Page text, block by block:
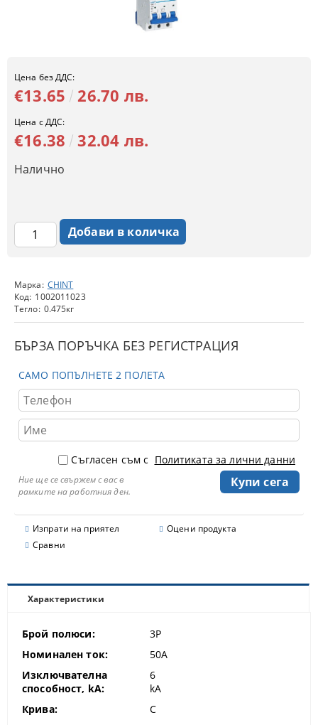
Марка: CHINT
Код: 1002011023
Тегло: 0.475кг
БЪРЗА ПОРЪЧКА БЕЗ РЕГИСТРАЦИЯ
САМО ПОПЪЛНЕТЕ 2 ПОЛЕТА
Съгласен съм с Политиката за лични данни
Ние ще се свържем с вас в
рамките на работния ден.
Изпрати на приятел
Оцени продукта
Сравни
Цена без ДДС:
€13.65 26.70 лв.
Цена с ДДС:
€16.38 32.04 лв.
Налично
Характеристики
Брой полюси:
3P
Номинален ток:
50A
Изключвателна
способност, kA:
6
kA
Крива:
C